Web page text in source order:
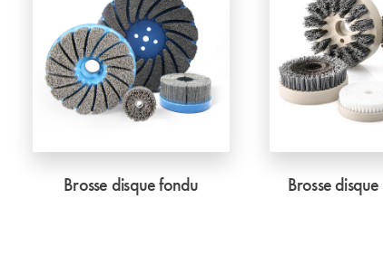
Brosse disque fondu Brosse